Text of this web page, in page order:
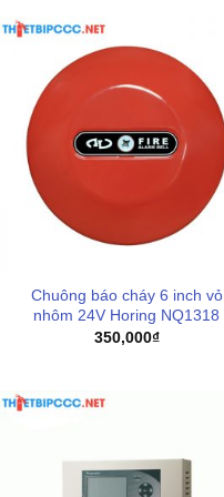
Chuông báo cháy 6 inch vỏ
nhôm 24V Horing NQ1318
350,000₫